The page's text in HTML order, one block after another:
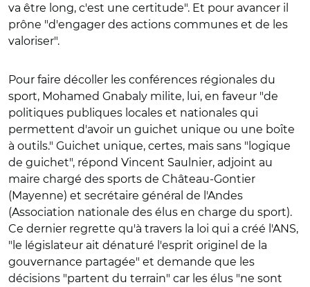
va être long, c'est une certitude". Et pour avancer il
prône "d'engager des actions communes et de les
valoriser".
Pour faire décoller les conférences régionales du
sport, Mohamed Gnabaly milite, lui, en faveur "de
politiques publiques locales et nationales qui
permettent d'avoir un guichet unique ou une boîte
à outils." Guichet unique, certes, mais sans "logique
de guichet", répond Vincent Saulnier, adjoint au
maire chargé des sports de Château-Gontier
(Mayenne) et secrétaire général de l'Andes
(Association nationale des élus en charge du sport).
Ce dernier regrette qu'à travers la loi qui a créé l'ANS,
"le législateur ait dénaturé l'esprit originel de la
gouvernance partagée" et demande que les
décisions "partent du terrain" car les élus "ne sont